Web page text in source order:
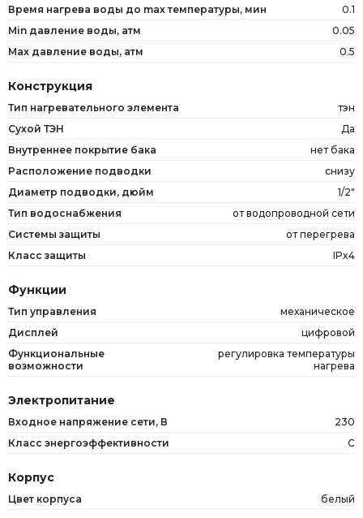
Время нагрева воды до max температуры, мин
0.1
Min давление воды, атм
0.05
Max давление воды, атм
0.5
Конструкция
Тип нагревательного элемента
тэн
Сухой ТЭН
Да
Внутреннее покрытие бака
нет бака
Расположение подводки
снизу
Диаметр подводки, дюйм
1/2"
Тип водоснабжения
от водопроводной сети
Системы защиты
от перегрева
Класс защиты
IPx4
Функции
Тип управления
механическое
Дисплей
цифровой
Функциональные
возможности
регулировка температуры
нагрева
Электропитание
Входное напряжение сети, В
230
Класс энергоэффективности
C
Корпус
Цвет корпуса белый